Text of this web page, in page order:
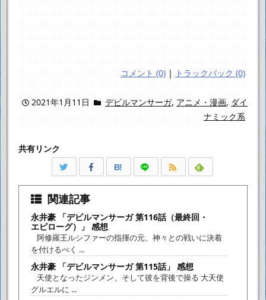
コメント (0) | トラックバック (0)
2021年1月11日 デビルマンサーガ, アニメ・漫画, ダイ
ナミック系
共有リンク
B!
関連記事
永井豪 「デビルマンサーガ 第116話（最終回・
エピローグ）」 感想
阿修羅王ルシファーの指揮の元、神々との戦いに決着
を付けるべく ...
永井豪 「デビルマンサーガ 第115話」 感想
天使となったジンメン、そして彼を背後で操る 大天使
グルエルに ...